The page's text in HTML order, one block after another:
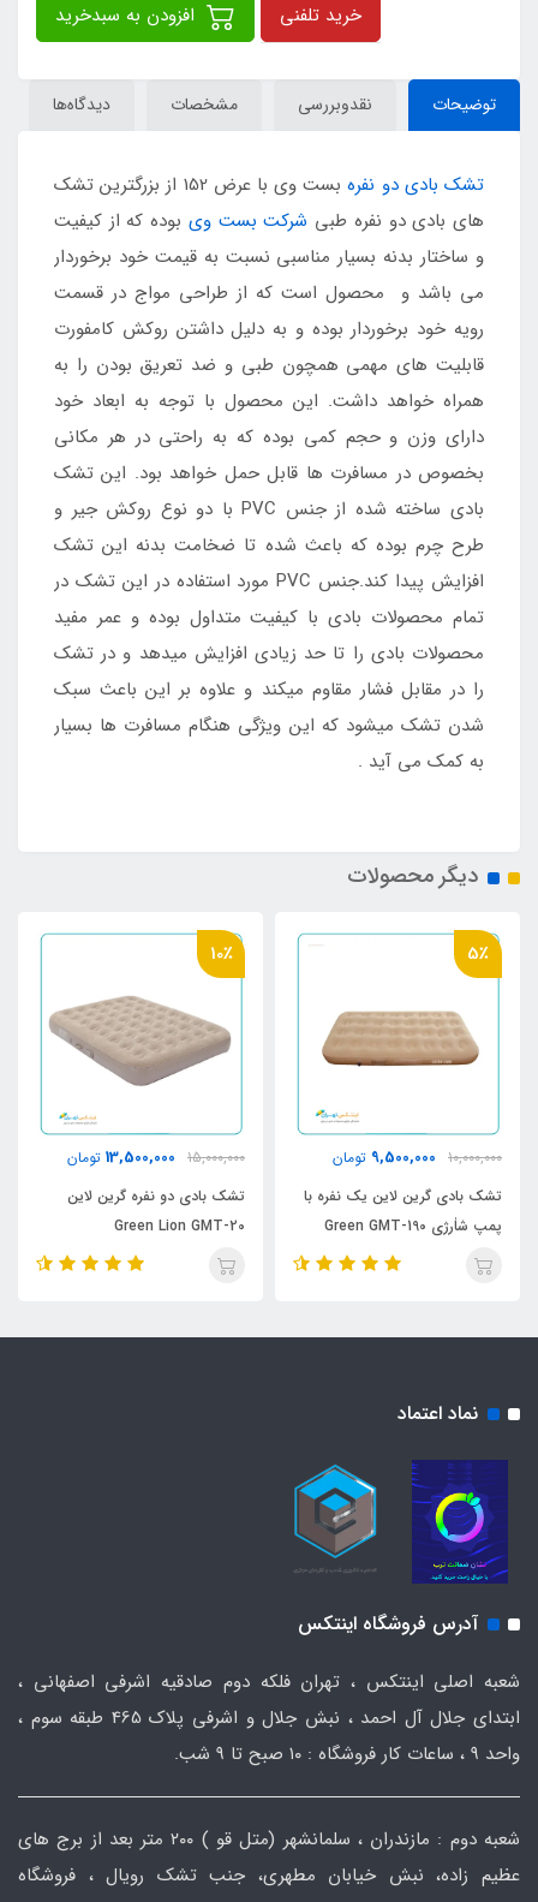
خرید تلفنی
توضیحات نقدوبررسی مشخصات دیدگاه‌ها
تشک بادی دو نفره
بست وی با عرض 152 از بزرگترین تشک
های بادی دو نفره طبی شرکت بست وی بوده که از کیفیت
و ساختار بدنه بسیار مناسبی نسبت به قیمت خود برخوردار
می باشد و محصول است که از طراحی مواج در قسمت
رویه خود برخوردار بوده و به دلیل داشتن روکش کامفورت
قابلیت های مهمی همچون طبی و ضد تعریق بودن را به
همراه خواهد داشت. این محصول با توجه به ابعاد خود
دارای وزن و حجم کمی بوده که به راحتی در هر مکانی
بخصوص در مسافرت ها قابل حمل خواهد بود. این تشک
بادی ساخته شده از جنس PVC با دو نوع روکش جیر و
طرح چرم بوده که باعث شده تا ضخامت بدنه این تشک
افزایش پیدا کند.جنس PVC مورد استفاده در این تشک در
تمام محصولات بادی با کیفیت متداول بوده و عمر مفید
محصولات بادی را تا حد زیادی افزایش میدهد و در تشک
را در مقابل فشار مقاوم میکند و علاوه بر این باعث سبک
شدن تشک میشود که این ویژگی هنگام مسافرت ها بسیار
به کمک می آید .
دیگر محصولات
5٪
10,000,000
9,500,000 تومان
تشک بادی گرین لاین یک نفره با
پمپ شاٰرژی Green GMT-190
10٪
15,000,000
13,500,000 تومان
تشک بادی دو نفره گرین لاین
Green Lion GMT-20
نماد اعتماد
آدرس فروشگاه اینتکس
شعبه اصلی اینتکس ، تهران فلکه دوم صادقیه اشرفی اصفهانی ،
ابتدای جلال آل احمد ، نبش جلال و اشرفی پلاک 465 طبقه سوم ،
واحد ۹ ، ساعات کار فروشگاه : ۱۰ صبح تا ۹ شب.
شعبه دوم : مازندران ، سلمانشهر (متل قو ) ۲۰۰ متر بعد از برج های
عظیم زاده، نبش خیابان مطهری، جنب تشک رویال ، فروشگاه